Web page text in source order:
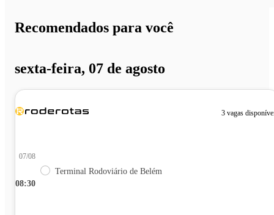
Recomendados para você
sexta-feira, 07 de agosto
3 vagas
08:30
07/08
Terminal Rodoviário de Belém